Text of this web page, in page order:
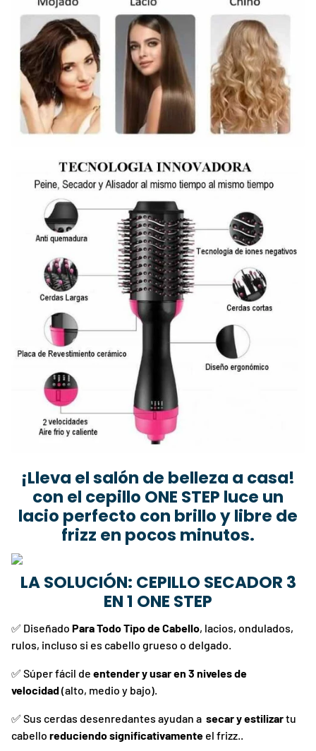
¡Lleva el salón de belleza a casa!
con el cepillo ONE STEP luce un
lacio perfecto con brillo y libre de
frizz en pocos minutos.
LA SOLUCIÓN: CEPILLO SECADOR 3
EN 1 ONE STEP
✅ Diseñado Para Todo Tipo de Cabello, lacios, ondulados,
rulos, incluso si es cabello grueso o delgado.
✅ Súper fácil de entender y usar en 3 niveles de
velocidad(alto, medio y bajo).
✅ Sus cerdas desenredantes ayudan a secar y estilizartu
cabello reduciendo significativamente el frizz..